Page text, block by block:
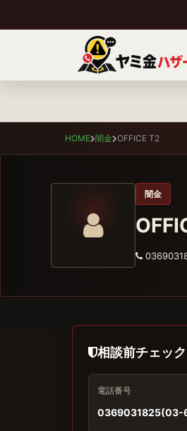
HOME 闇金 OFFICE T2
闇金
相談前チェック
電話番号
0369031825(03-